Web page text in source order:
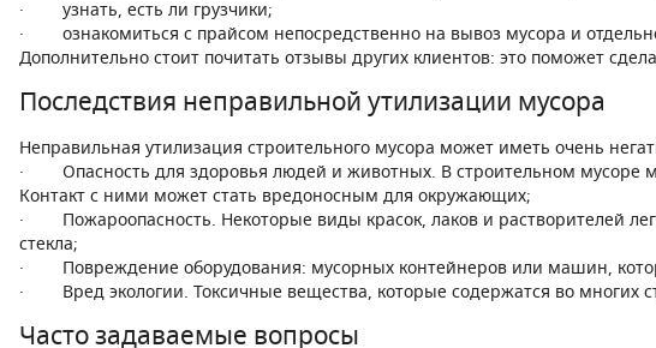
· узнать, есть ли грузчики;
· ознакомиться с прайсом непосредственно на вывоз мусора и отдельно
Дополнительно стоит почитать отзывы других клиентов: это поможет
Последствия неправильной утилизации мусора
Неправильная утилизация строительного мусора может иметь очень
· Опасность для здоровья людей и животных. В строительном мусоре
Контакт с ними может стать вредоносным для окружающих;
· Пожароопасность. Некоторые виды красок, лаков и растворителей
стекла;
· Повреждение оборудования: мусорных контейнеров или машин,
· Вред экологии. Токсичные вещества, которые содержатся во многих
Часто задаваемые вопросы